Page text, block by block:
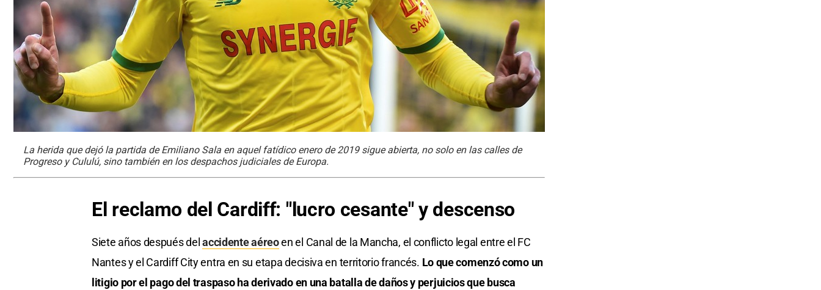
La herida que dejó la partida de Emiliano Sala en aquel fatídico enero de 2019 sigue abierta, no solo en las calles de
Progreso y Cululú, sino también en los despachos judiciales de Europa.
El reclamo del Cardiff: "lucro cesante" y descenso
Siete años después delaccidente aéreoen el Canal de la Mancha, el conflicto legal entre el FC
Nantes y el Cardiff City entra en su etapa decisiva en territorio francés. Lo que comenzó como un
litigio por el pago del traspaso ha derivado en una batalla de daños y perjuicios que busca